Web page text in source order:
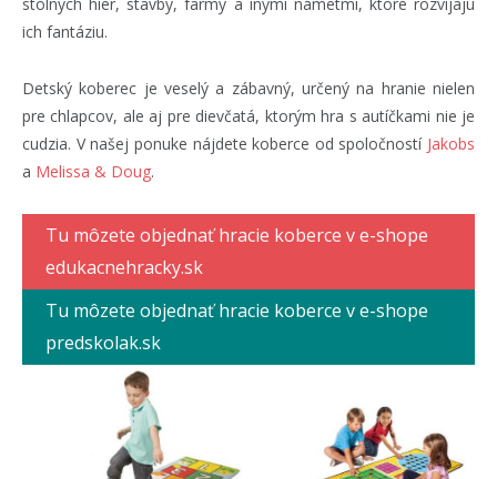
ich fantáziu.
Detský koberec je veselý a zábavný, určený na hranie nielen
pre chlapcov, ale aj pre dievčatá, ktorým hra s autíčkami nie je
cudzia. V našej ponuke nájdete koberce od spoločností Jakobs
a Melissa & Doug.
Tu môzete objednať hracie koberce v e-shope
edukacnehracky.sk
Tu môzete objednať hracie koberce v e-shope
predskolak.sk